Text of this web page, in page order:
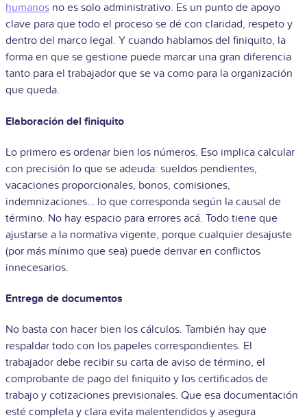
humanos no es solo administrativo. Es un punto de apoyo
clave para que todo el proceso se dé con claridad, respeto y
dentro del marco legal. Y cuando hablamos del finiquito, la
forma en que se gestione puede marcar una gran diferencia
tanto para el trabajador que se va como para la organización
que queda.
Elaboración del finiquito
Lo primero es ordenar bien los números. Eso implica calcular
con precisión lo que se adeuda: sueldos pendientes,
vacaciones proporcionales, bonos, comisiones,
indemnizaciones… lo que corresponda según la causal de
término. No hay espacio para errores acá. Todo tiene que
ajustarse a la normativa vigente, porque cualquier desajuste
(por más mínimo que sea) puede derivar en conflictos
innecesarios.
Entrega de documentos
No basta con hacer bien los cálculos. También hay que
respaldar todo con los papeles correspondientes. El
trabajador debe recibir su carta de aviso de término, el
comprobante de pago del finiquito y los certificados de
trabajo y cotizaciones previsionales. Que esa documentación
esté completa y clara evita malentendidos y asegura